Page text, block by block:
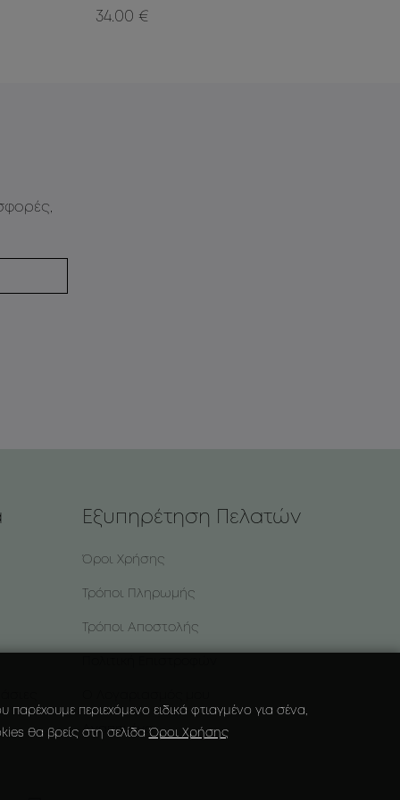
34.00 €
Εξυπηρέτηση Πελατών
Όροι Χρήσης
Τρόποι Πληρωμής
Τρόποι Αποστολής
Αγαπημένα
περιεχόμενο ειδικά φτιαγμένο για σένα,
θα βρείς στη σελίδα Όροι Χρήσης